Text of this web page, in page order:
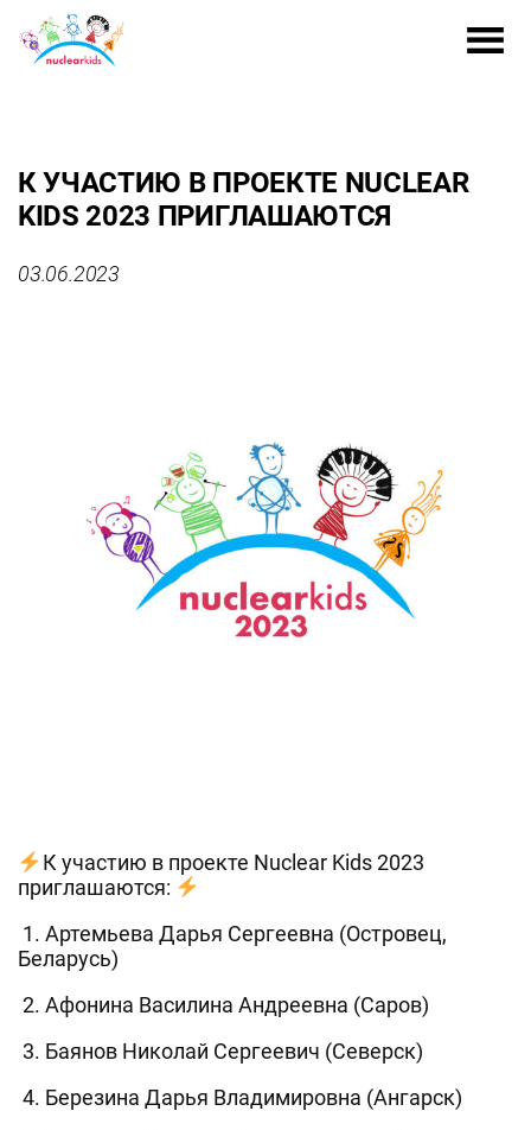
К УЧАСТИЮ В ПРОЕКТЕ NUCLEAR
KIDS 2023 ПРИГЛАШАЮТСЯ
03.06.2023
К участию в проекте Nuclear Kids 2023
приглашаются:
1. Артемьева Дарья Сергеевна (Островец,
Беларусь)
2. Афонина Василина Андреевна (Саров)
3. Баянов Николай Сергеевич (Северск)
4. Березина Дарья Владимировна (Ангарск)